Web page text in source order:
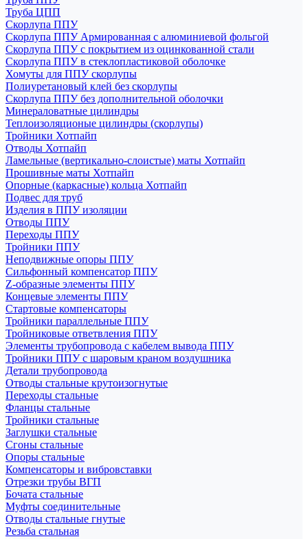
Труба ЦПП
Скорлупа ППУ
Скорлупа ППУ Армированная с алюминиевой фольгой
Скорлупа ППУ с покрытием из оцинкованной стали
Скорлупа ППУ в стеклопластиковой оболочке
Хомуты для ППУ скорлупы
Полиуретановый клей без скорлупы
Скорлупа ППУ без дополнительной оболочки
Минераловатные цилиндры
Теплоизоляционые цилиндры (скорлупы)
Тройники Хотпайп
Отводы Хотпайп
Ламельные (вертикально-слоистые) маты Хотпайп
Прошивные маты Хотпайп
Опорные (каркасные) кольца Хотпайп
Подвес для труб
Изделия в ППУ изоляции
Отводы ППУ
Переходы ППУ
Тройники ППУ
Неподвижные опоры ППУ
Cильфонный компенсатор ППУ
Z-образные элементы ППУ
Концевые элементы ППУ
Стартовые компенсаторы
Тройники параллельные ППУ
Тройниковые ответвления ППУ
Элементы трубопровода с кабелем вывода ППУ
Тройники ППУ с шаровым краном воздушника
Детали трубопровода
Отводы стальные крутоизогнутые
Переходы стальные
Фланцы стальные
Тройники стальные
Заглушки стальные
Сгоны стальные
Опоры стальные
Компенсаторы и вибровставки
Отрезки трубы ВГП
Бочата стальные
Муфты соединительные
Отводы стальные гнутые
Резьба стальная